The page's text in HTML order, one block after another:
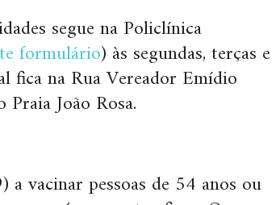
segue na Policlínica
formulário) às segundas, terças e
fica na Rua Vereador Emídio
João Rosa.
vacinar pessoas de 54 anos ou